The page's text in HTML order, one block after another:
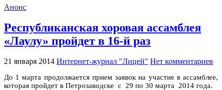
Анонс
Республиканская хоровая ассамблея
«Лаулу» пройдет в 16-й раз
21 января 2014 Интернет-журнал "Лицей" Нет комментариев
До 1 марта продолжается прием заявок на участие в ассамблее,
которая пройдет в Петрозаводске с 29 по 30 марта 2014 года.